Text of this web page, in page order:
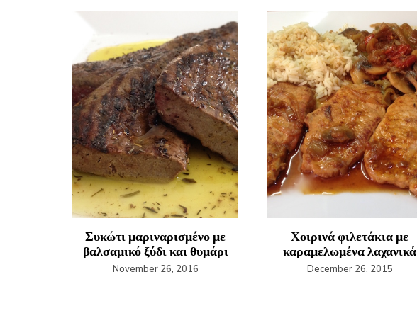
Συκώτι μαριναρισμένο με
βαλσαμικό ξύδι και θυμάρι
November 26, 2016
Χοιρινά φιλετάκια με
καραμελωμένα λαχανικά
December 26, 2015